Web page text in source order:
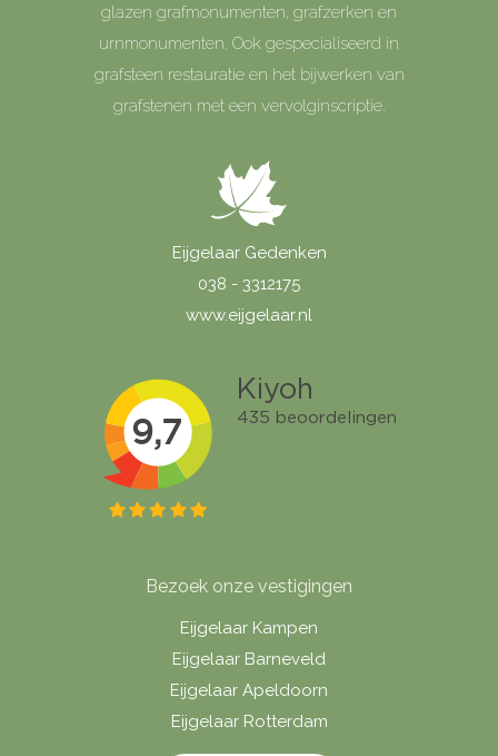
glazen grafmonumenten, grafzerken en
urnmonumenten. Ook gespecialiseerd in
grafsteen restauratie en het bijwerken van
grafstenen met een vervolginscriptie.
Eijgelaar Gedenken
038 - 3312175
www.eijgelaar.nl
Bezoek onze vestigingen
Eijgelaar Kampen
Eijgelaar Barneveld
Eijgelaar Apeldoorn
Eijgelaar Rotterdam